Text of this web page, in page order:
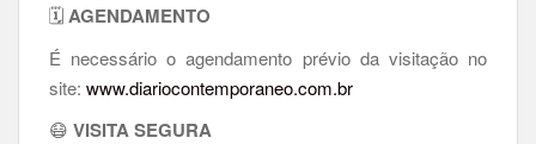
🗓AGENDAMENTO
É necessário o agendamento prévio da visitação no
site: www.diariocontemporaneo.com.br
😷 VISITA SEGURA